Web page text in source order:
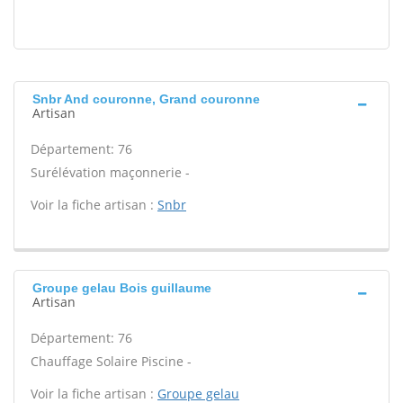
Snbr And couronne, Grand couronne
Artisan
Département: 76
Surélévation maçonnerie -
Voir la fiche artisan : Snbr
Groupe gelau Bois guillaume
Artisan
Département: 76
Chauffage Solaire Piscine -
Voir la fiche artisan : Groupe gelau